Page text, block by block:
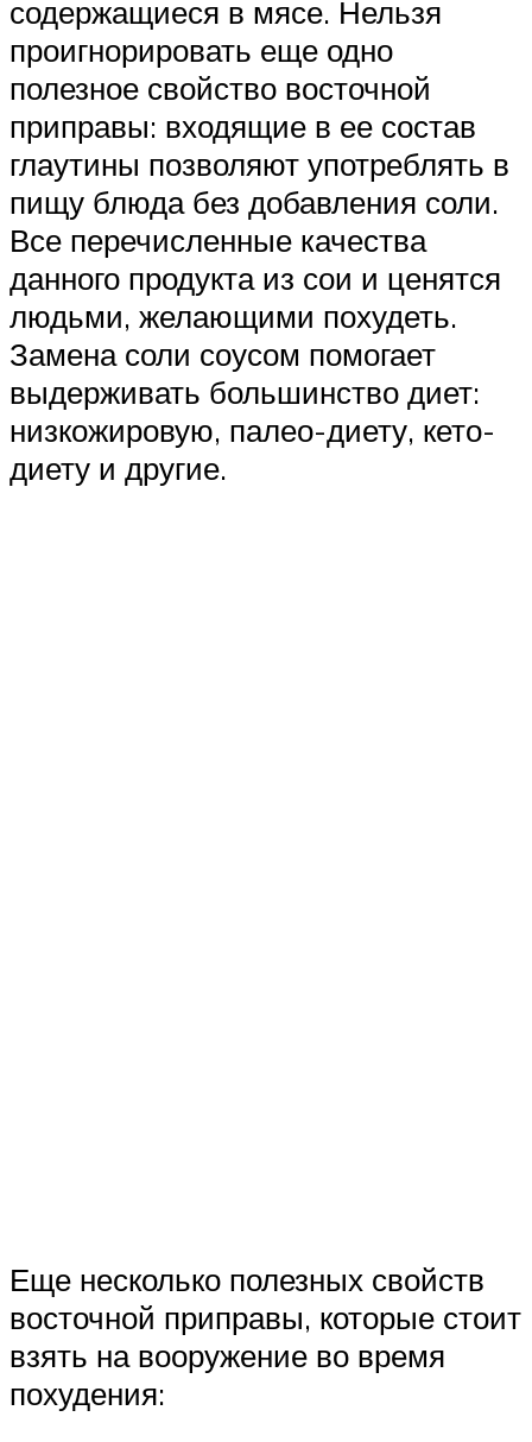
содержащиеся в мясе. Нельзя
проигнорировать еще одно
полезное свойство восточной
приправы: входящие в ее состав
глаутины позволяют употреблять в
пищу блюда без добавления соли.
Все перечисленные качества
данного продукта из сои и ценятся
людьми, желающими похудеть.
Замена соли соусом помогает
выдерживать большинство диет:
низкожировую, палео-диету, кето-
диету и другие.
Еще несколько полезных свойств
восточной приправы, которые стоит
взять на вооружение во время
похудения: